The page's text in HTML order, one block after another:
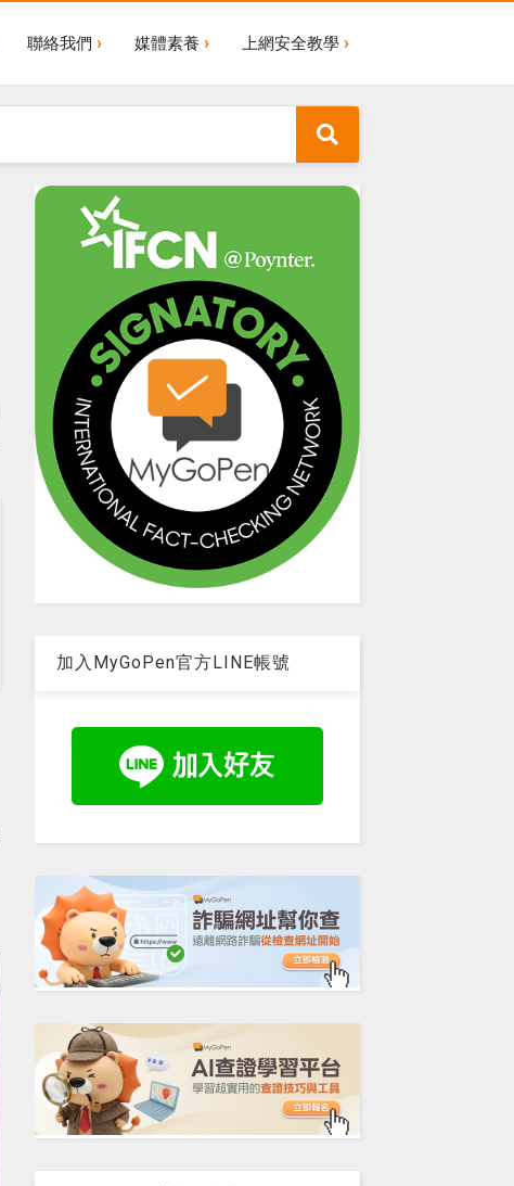
聯絡我們 媒體素養 上網安全教學
加入MyGoPen官方LINE帳號